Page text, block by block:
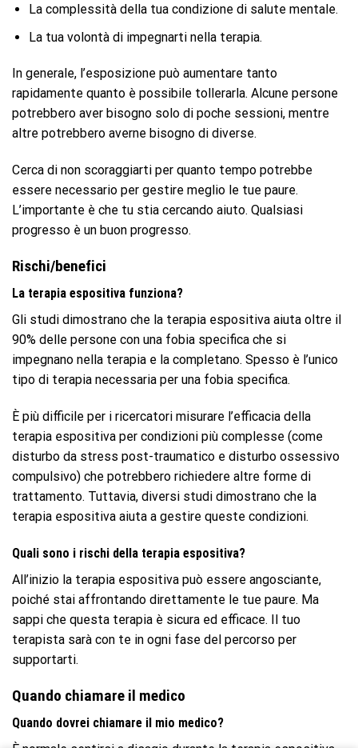
La complessità della tua condizione di salute mentale.
La tua volontà di impegnarti nella terapia.
In generale, l’esposizione può aumentare tanto
rapidamente quanto è possibile tollerarla. Alcune persone
potrebbero aver bisogno solo di poche sessioni, mentre
altre potrebbero averne bisogno di diverse.
Cerca di non scoraggiarti per quanto tempo potrebbe
essere necessario per gestire meglio le tue paure.
L’importante è che tu stia cercando aiuto. Qualsiasi
progresso è un buon progresso.
Rischi/benefici
La terapia espositiva funziona?
Gli studi dimostrano che la terapia espositiva aiuta oltre il
90% delle persone con una fobia specifica che si
impegnano nella terapia e la completano. Spesso è l’unico
tipo di terapia necessaria per una fobia specifica.
È più difficile per i ricercatori misurare l’efficacia della
terapia espositiva per condizioni più complesse (come
disturbo da stress post-traumatico e disturbo ossessivo
compulsivo) che potrebbero richiedere altre forme di
trattamento. Tuttavia, diversi studi dimostrano che la
terapia espositiva aiuta a gestire queste condizioni.
Quali sono i rischi della terapia espositiva?
All’inizio la terapia espositiva può essere angosciante,
poiché stai affrontando direttamente le tue paure. Ma
sappi che questa terapia è sicura ed efficace. Il tuo
terapista sarà con te in ogni fase del percorso per
supportarti.
Quando chiamare il medico
Quando dovrei chiamare il mio medico?